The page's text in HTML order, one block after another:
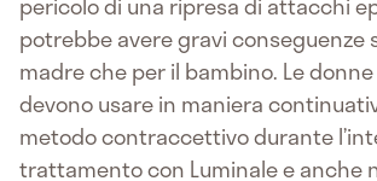
potrebbe avere gravi conseguenze
madre che per il bambino. Le
devono usare in maniera
metodo contraccettivo durante
trattamento con Luminale e anche